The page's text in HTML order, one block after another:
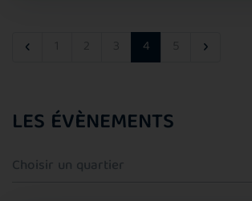
‹ 4 ›
LES ÉVÈNEMENTS
Quartier